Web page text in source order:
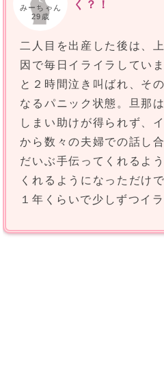
みーちゃん
29歳
く？！
二人目を出産した後は、
因で毎日イライラしてい
と２時間泣き叫ばれ、そ
なるパニック状態。旦那
しまい助けが得られず、
から数々の夫婦での話し
だいぶ手伝ってくれるよ
くれるようになっただけ
１年くらいで少しずつイ